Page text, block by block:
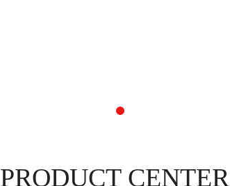
PRODUCT CENTER